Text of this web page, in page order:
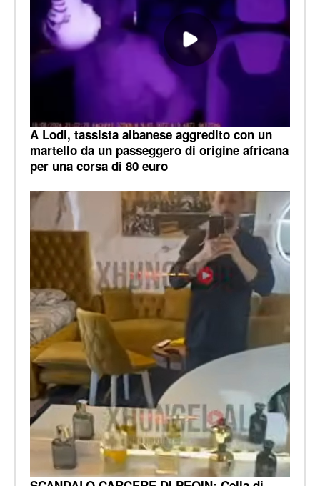
A Lodi, tassista albanese aggredito con un
martello da un passeggero di origine africana
per una corsa di 80 euro